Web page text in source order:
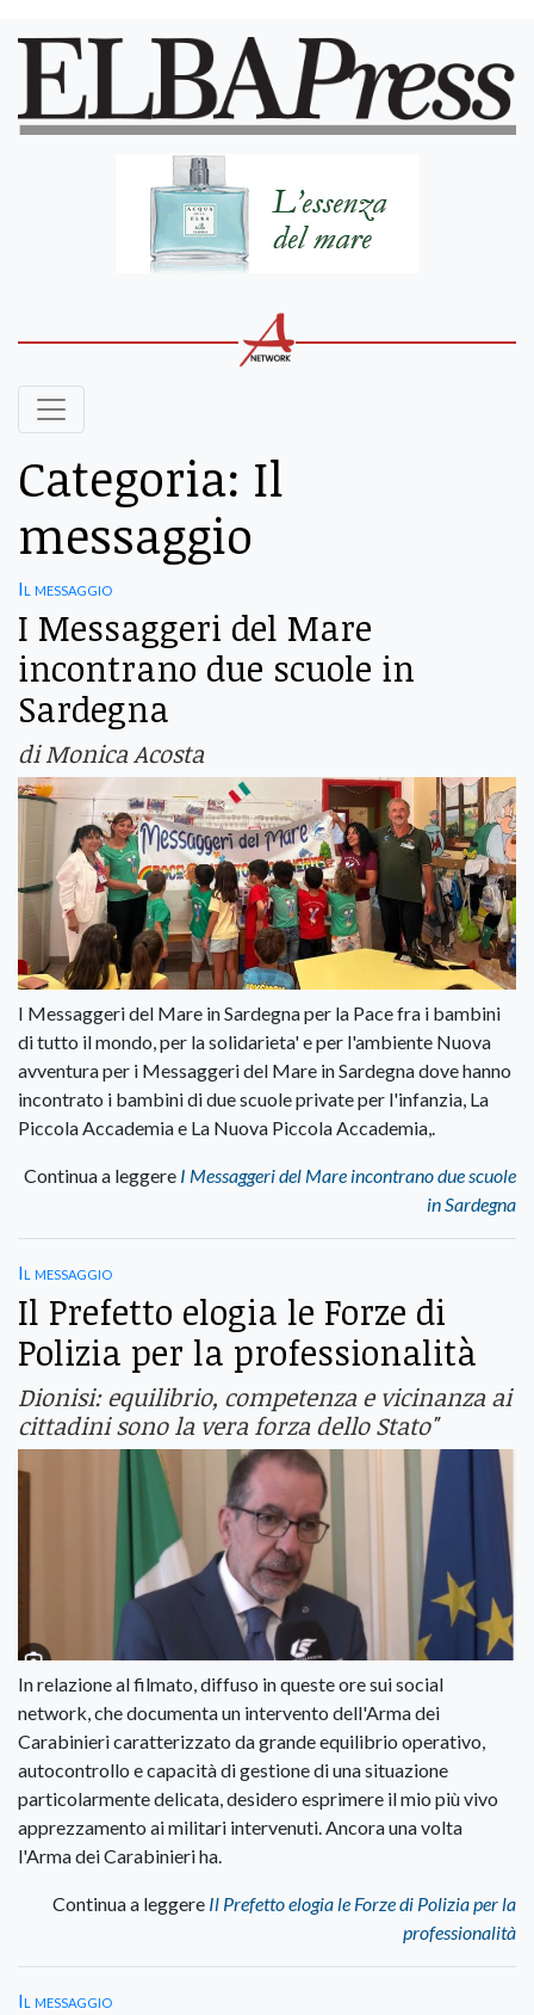
Categoria: Il
messaggio
Il messaggio
I Messaggeri del Mare
incontrano due scuole in
Sardegna
di Monica Acosta
I Messaggeri del Mare in Sardegna per la Pace fra i bambini
di tutto il mondo, per la solidarieta' e per l'ambiente Nuova
avventura per i Messaggeri del Mare in Sardegna dove hanno
incontrato i bambini di due scuole private per l'infanzia, La
Piccola Accademia e La Nuova Piccola Accademia,.
Continua a leggere I Messaggeri del Mare incontrano due scuole
in Sardegna
Il messaggio
Il Prefetto elogia le Forze di
Polizia per la professionalità
Dionisi: equilibrio, competenza e vicinanza ai
cittadini sono la vera forza dello Stato"
In relazione al filmato, diffuso in queste ore sui social
network, che documenta un intervento dell'Arma dei
Carabinieri caratterizzato da grande equilibrio operativo,
autocontrollo e capacità di gestione di una situazione
particolarmente delicata, desidero esprimere il mio più vivo
apprezzamento ai militari intervenuti. Ancora una volta
l'Arma dei Carabinieri ha.
Continua a leggere Il Prefetto elogia le Forze di Polizia per la
professionalità
Il messaggio